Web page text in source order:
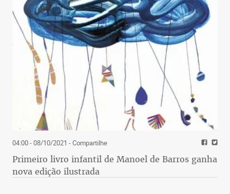
04:00 - 08/10/2021 - Compartilhe
Primeiro livro infantil de Manoel de Barros ganha
nova edição ilustrada